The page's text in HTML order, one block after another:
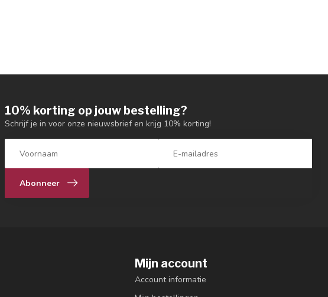
10% korting op jouw bestelling?
Schrijf je in voor onze nieuwsbrief en krijg 10% korting!
Abonneer
Mijn account
Account informatie